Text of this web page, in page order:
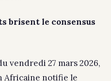
brisent le consensus
vendredi 27 mars 2026,
Africaine notifie le